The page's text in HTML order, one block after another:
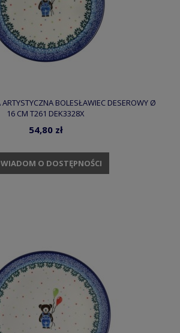
BOLESŁAWIEC DESEROWY Ø
16 CM T261 DEK3328X
54,80 zł
O DOSTĘPNOŚCI